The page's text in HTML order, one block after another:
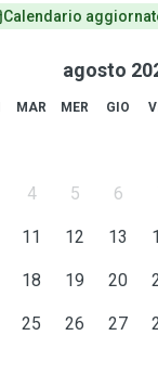
Calendario
agosto
MAR MER GIO
4 5 6
11 12 13
18 19 20
25 26 27